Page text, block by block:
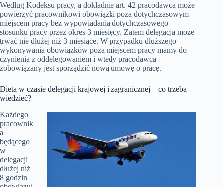
Według Kodeksu pracy, a dokładnie art. 42 pracodawca może
powierzyć pracownikowi obowiązki poza dotychczasowym
miejscem pracy bez wypowiadania dotychczasowego
stosunku pracy przez okres 3 miesięcy. Zatem delegacja może
trwać nie dłużej niż 3 miesiące. W przypadku dłuższego
wykonywania obowiązków poza miejscem pracy mamy do
czynienia z oddelegowaniem i wtedy pracodawca
zobowiązany jest sporządzić nową umowę o pracę.
Dieta w czasie delegacji krajowej i zagranicznej – co trzeba
wiedzieć?
Każdego
pracownik
a
będącego
w
delegacji
dłużej niż
8 godzin